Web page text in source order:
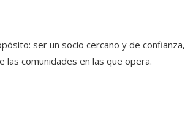
ser un socio cercano y de confianza,
comunidades en las que opera.